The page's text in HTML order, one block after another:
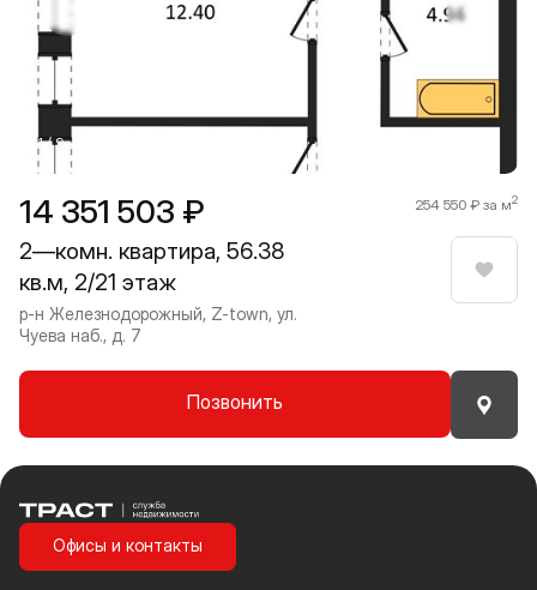
14 351 503 ₽ 254 550 ₽ за м2
2—комн. квартира, 56.38
кв.м, 2/21 этаж
р-н Железнодорожный, Z-town, ул.
Чуева наб., д. 7
Позвонить
1 / 9
Прокрутить влево
Траст | Служба недвижимости
Офисы и контакты